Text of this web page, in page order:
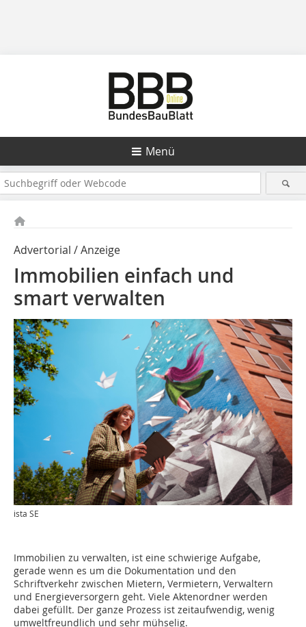
Menü
Advertorial / Anzeige
Immobilien einfach und
smart verwalten
ista SE
Immobilien zu verwalten, ist eine schwierige Aufgabe,
gerade wenn es um die Dokumentation und den
Schriftverkehr zwischen Mietern, Vermietern, Verwaltern
und Energieversorgern geht. Viele Aktenordner werden
dabei gefüllt. Der ganze Prozess ist zeitaufwendig, wenig
umweltfreundlich und sehr mühselig.